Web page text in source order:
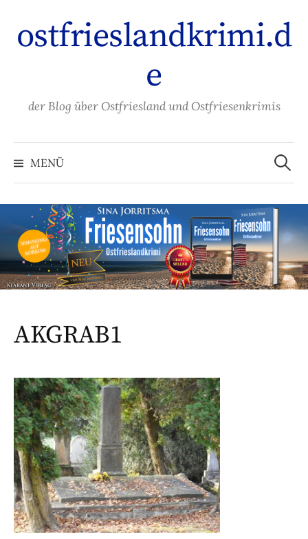
Inhalt
überspringen
ostfrieslandkrimi.d
e
der Blog über Ostfriesland und Ostfriesenkrimis
MENÜ
Suchen
nach:
AKGRAB1